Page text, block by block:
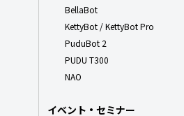
BellaBot
KettyBot / KettyBot Pro
PuduBot 2
PUDU T300
NAO
イベント・セミナー